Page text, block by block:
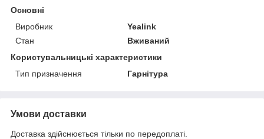
Основні
Виробник
Yealink
Стан
Вживаний
Користувальницькі характеристики
Тип призначення
Гарнітура
Умови доставки
Доставка здійснюється тільки по передоплаті.